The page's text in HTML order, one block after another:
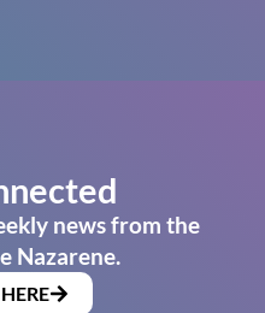
news from the
Nazarene.